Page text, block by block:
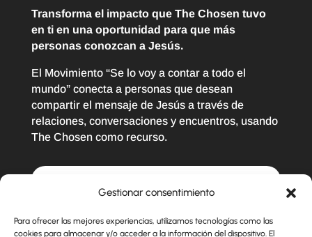
Gestionar consentimiento
Para ofrecer las mejores experiencias, utilizamos tecnologías como las
cookies para almacenar y/o acceder a la información del dispositivo. El
Transforma el impacto que The Chosen tuvo
en ti en una oportunidad para que más
personas conozcan a Jesús.
El Movimiento “Se lo voy a contar a todo el
mundo” conecta a personas que desean
compartir el mensaje de Jesús a través de
relaciones, conversaciones y encuentros, usando
The Chosen como recurso.
Católico
Evangélico Fan Otro